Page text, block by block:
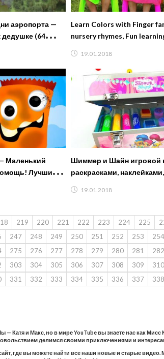
аэропорта —
дедушке (64
Learn Colors with Finger
nursery rhymes, Fun
19.01.2018
Маленький
Лучшие
игра
Шиммер и Шайн игровой
раскрасками,
карандашами от Шиммер
19.01.2018
219 220 221 222 223 224 225
247 248 249 250 251 252 253 254
275 276 277 278 279 280 281 282
303 304 305 306 307 308 309 310
331 332 333 334 335 336 337 338
— Катя и Макс, но в мире YouTube вы знаете нас как
делимся своими приключениями и
где вы можете найти все наши новые и старые